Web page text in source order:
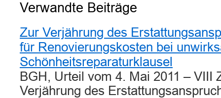
Verwandte Beiträge
Zur Verjährung des
für Renovierungskosten bei
Schönheitsreparaturklausel
BGH, Urteil vom 4. Mai 2011 – VIII
Verjährung des